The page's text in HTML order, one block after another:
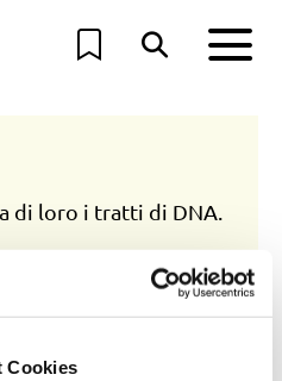
Cookies
di loro i tratti di DNA.